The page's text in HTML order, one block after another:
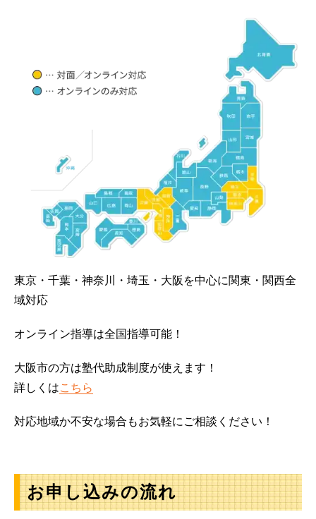
東京・千葉・神奈川・埼玉・大阪を中心に関東・関西全
域対応
オンライン指導は全国指導可能！
大阪市の方は塾代助成制度が使えます！
詳しくはこちら
対応地域か不安な場合もお気軽にご相談ください！
お申し込みの流れ